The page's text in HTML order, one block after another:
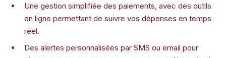
Une gestion simplifiée des paiements, avec des outils
en ligne permettant de suivre vos dépenses en temps
réel.
Des alertes personnalisées par SMS ou email pour